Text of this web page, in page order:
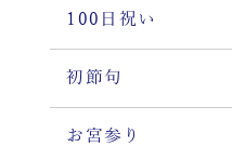
100日祝い
初節句
お宮参り